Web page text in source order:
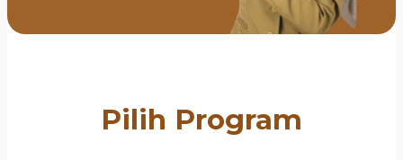
Pilih Program